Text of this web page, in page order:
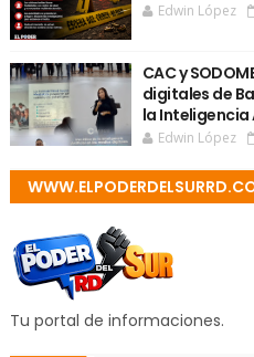
Edwin López
CAC y
digitales de
la
Edwin López
Tu portal de informaciones.